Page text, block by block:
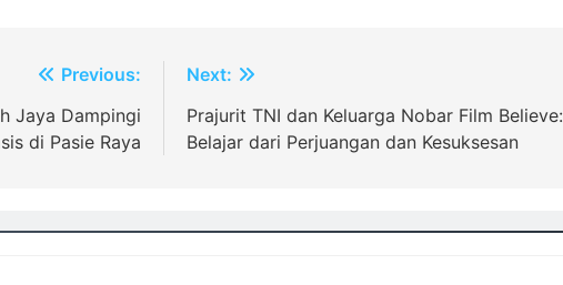
Previous:
Jaya Dampingi
di Pasie Raya
Next:
Prajurit TNI dan Keluarga Nobar Film Believe:
Belajar dari Perjuangan dan Kesuksesan